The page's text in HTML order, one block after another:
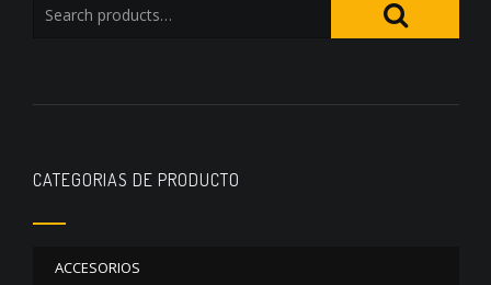
CATEGORIAS DE PRODUCTO
ACCESORIOS